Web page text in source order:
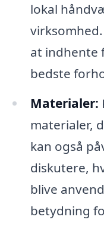
lokal
at indhente
bedste
Materialer:
materialer,
kan også
diskutere,
blive
betydning